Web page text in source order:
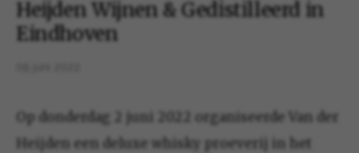
Heijden Wijnen & Gedistilleerd in
Eindhoven
Op donderdag 2 juni 2022 organiseerde Van der
Heijden een deluxe whisky proeverij in het